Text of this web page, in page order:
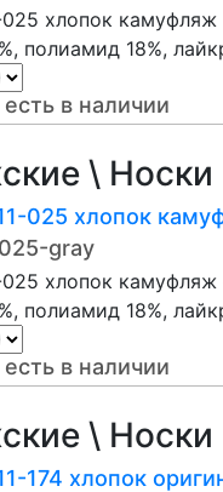
хлопок камуфляж
полиамид 18%,
есть в наличии
\
025 хлопок
gray
хлопок камуфляж
полиамид 18%,
есть в наличии
\
174 хлопок